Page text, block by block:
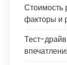
Стоимость
факторы и
Тест-